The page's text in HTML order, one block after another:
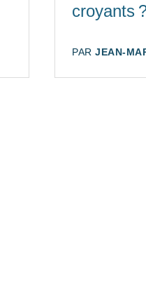
croyants
AUTEUR:
PAR JEAN-